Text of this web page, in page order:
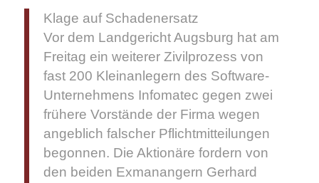
Klage auf Schadenersatz
Vor dem Landgericht Augsburg hat am
Freitag ein weiterer Zivilprozess von
fast 200 Kleinanlegern des Software-
Unternehmens Infomatec gegen zwei
frühere Vorstände der Firma wegen
angeblich falscher Pflichtmitteilungen
begonnen. Die Aktionäre fordern von
den beiden Exmanangern Gerhard